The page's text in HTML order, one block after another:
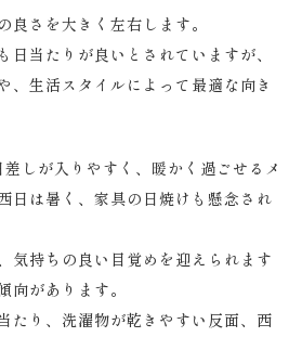
さを大きく左右します。
日当たりが良いとされていますが、
、生活スタイルによって最適な向き
しが入りやすく、暖かく過ごせるメ
日は暑く、家具の日焼けも懸念され
気持ちの良い目覚めを迎えられます
向があります。
たり、洗濯物が乾きやすい反面、西